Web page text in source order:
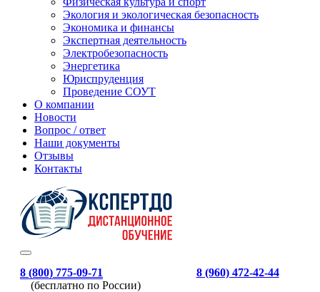
Экология и экологическая безопасность
Экономика и финансы
Экспертная деятельность
Электробезопасность
Энергетика
Юриспруденция
Проведение СОУТ
О компании
Новости
Вопрос / ответ
Наши документы
Отзывы
Контакты
8 (800) 775-09-71
(бесплатно по России)
8 (960) 472-42-44